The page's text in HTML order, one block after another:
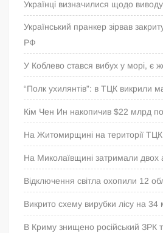
Українці визначилися щодо
Український пранкер зірвав
РФ
У Коблево стався вибух у морі, є
“Полк ухилянтів”: в ТЦК викрили
Кім Чен Ин накопичив $22 млрд
На Житомирщині на території
На Миколаївщині затримали двох
Відключення світла охопили 12
Викрито схему вирубки лісу на 34
В Криму знищено російський ЗРК